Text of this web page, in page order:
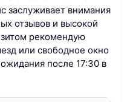
заслуживает внимания
отзывов и высокой
рекомендую
или свободное окно
после 17:30 в